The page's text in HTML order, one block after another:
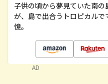
子供の頃から夢見ていた南
が、島で出合うトロピカル
憶。
AD